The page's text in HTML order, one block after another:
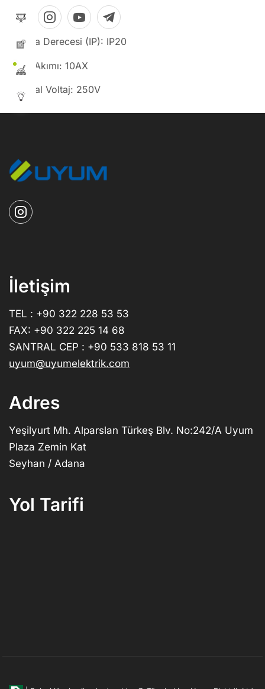
Koruma Derecesi (IP): IP20
Anma Akımı: 10AX
Nominal Voltaj: 250V
İletişim
TEL : +90 322 228 53 53
FAX: +90 322 225 14 68
SANTRAL CEP : +90 533 818 53 11
uyum@uyumelektrik.com
Adres
Yeşilyurt Mh. Alparslan Türkeş Blv. No:242/A Uyum
Plaza Zemin Kat
Seyhan / Adana
Yol Tarifi